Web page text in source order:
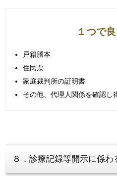
１つで
戸籍謄本
住民票
家庭裁判所の証明書
その他、代理人関係を確認し
８．診療記録等開示に係わ